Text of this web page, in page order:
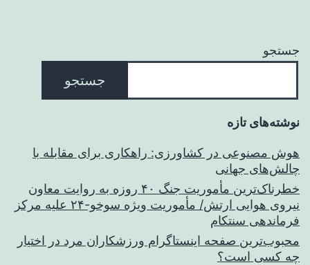
جستجو
جستجو
نوشته‌های تازه
هوش مصنوعی در کشاورزی: راهکاری برای مقابله با
چالش‌های جهانی
خطرناک‌ترین مأموریت جنگ ۴۰ روزه به روایت معاون
نیروی هوایی ارتش/ مأموریت ویژه سوخو-۲۴ علیه مرکز
فرماندهی سنتکام
محبوب‌ترین صفحه اینستاگرام ورزشکاران مرد در اختیار
چه کسی است؟